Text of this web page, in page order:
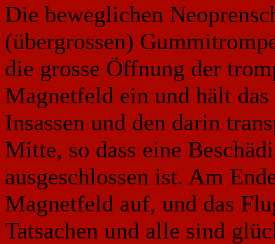
Die beweglichen
(übergrossen)
die grosse Öffnung der
Magnetfeld ein und hält
Insassen und den darin
Mitte, so dass eine
ausgeschlossen ist. Am
Magnetfeld auf, und das
Tatsachen und alle sind